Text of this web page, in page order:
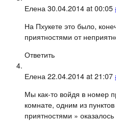
Елена 30.04.2014 at 00:05
На Пхукете это было,
приятностями от
Ответить
Елена 22.04.2014 at 21:07
Мы как-то войдя в номер
комнате, одним из
приятностями »